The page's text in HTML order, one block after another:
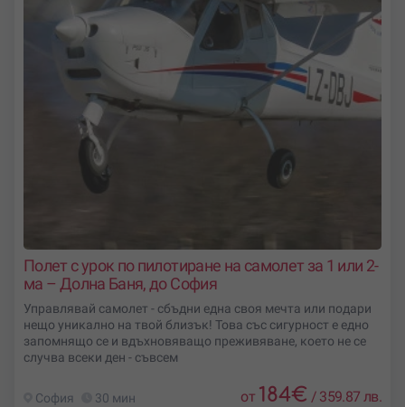
Полет с урок по пилотиране на самолет за 1 или 2-
ма – Долна Баня, до София
Управлявай самолет - сбъдни една своя мечта или подари
нещо уникално на твой близък! Това със сигурност е едно
запомнящо се и вдъхновяващо преживяване, което не се
случва всеки ден - съвсем
София 30 мин от 184€ / 359.87 лв.